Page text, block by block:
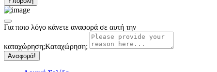
Για ποιο λόγο κάνετε αναφορά σε αυτή την
καταχώρηση;Καταχώρηση;
Αναφορά!